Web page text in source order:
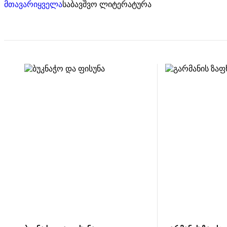
მთავარიყველასაბავშვო ლიტერატურა